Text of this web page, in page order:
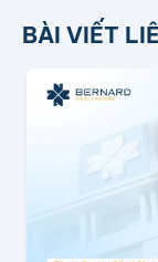
BÀI VIẾT